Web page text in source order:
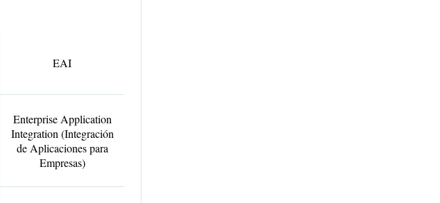
EAI
Enterprise Application
Integration (Integración
de Aplicaciones para
Empresas)